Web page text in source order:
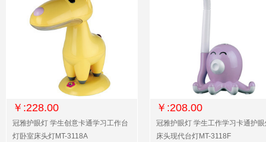
￥:228.00
冠雅护眼灯 学生创意卡通学习工作台
灯卧室床头灯MT-3118A
￥:208.00
冠雅护眼灯 学生工作学习卡通护
床头现代台灯MT-3118F